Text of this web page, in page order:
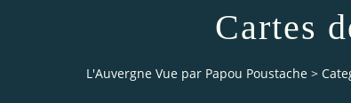
Cartes
L'Auvergne Vue par Papou Poustache >